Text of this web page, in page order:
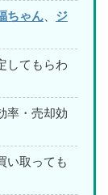
ちゃん
ジ
してもらわ
率・売却効
い取っても